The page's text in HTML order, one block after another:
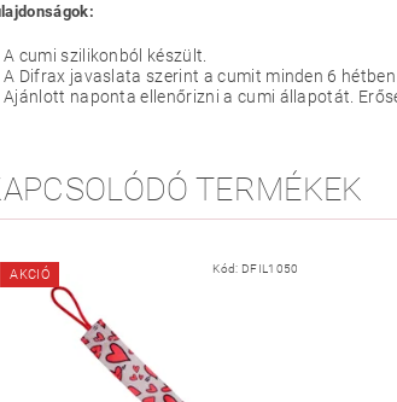
A cumi szilikonból készült.
A Difrax javaslata szerint a cumit minden 6 hétben
Ajánlott naponta ellenőrizni a cumi állapotát.
TERMÉKEK
AKCIÓ Kód: DFIL1050